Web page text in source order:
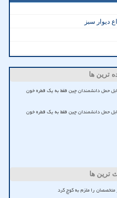
دیوار سبز
ترین ها
دستگاه قابل حمل دانشمندان چین فقط به یک قطره خون
دستگاه قابل حمل دانشمندان چین فقط به یک قطره خون
ترین ها
متخصصان را ملزم به کوچ کرد